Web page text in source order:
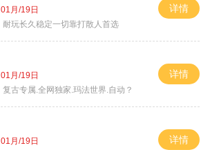
01月/19日
耐玩长久稳定一切靠打散人首选
详情
01月/19日
复古专属.全网独家.玛法世界.自动？
详情
01月/19日
详情